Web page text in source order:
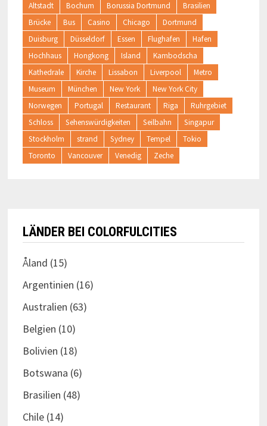
Altstadt Bochum Borussia Dortmund
Brasilien
Brücke
Bus Casino Chicago
Dortmund
Duisburg
Düsseldorf Essen Flughafen
Hafen
Hochhaus
Hongkong Island
Kambodscha
Kathedrale
Kirche Lissabon Liverpool
Metro
Museum
München New York
New York City
Norwegen
Portugal Restaurant Riga
Ruhrgebiet
Schloss
Sehenswürdigkeiten Seilbahn
Singapur
Stockholm
strand Sydney Tempel
Tokio
Toronto
Vancouver Venedig Zeche
LÄNDER BEI COLORFULCITIES
Åland (15)
Argentinien (16)
Australien (63)
Belgien (10)
Bolivien (18)
Botswana (6)
Brasilien (48)
Chile(14)